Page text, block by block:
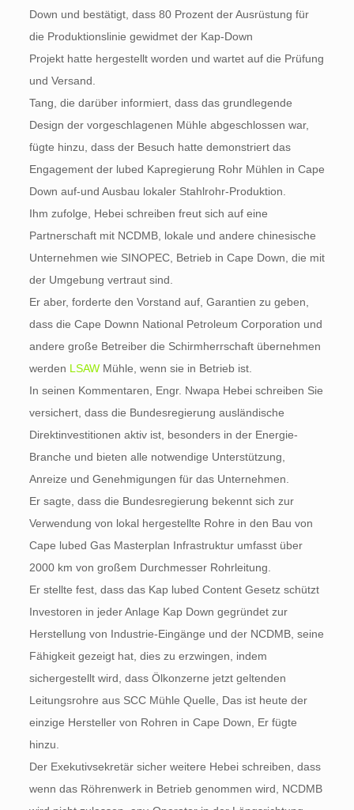
Down und bestätigt, dass 80 Prozent der Ausrüstung für
die Produktionslinie gewidmet der Kap-Down
Projekt hatte hergestellt worden und wartet auf die Prüfung
und Versand.
Tang, die darüber informiert, dass das grundlegende
Design der vorgeschlagenen Mühle abgeschlossen war,
fügte hinzu, dass der Besuch hatte demonstriert das
Engagement der lubed Kapregierung Rohr Mühlen in Cape
Down auf-und Ausbau lokaler Stahlrohr-Produktion.
Ihm zufolge, Hebei schreiben freut sich auf eine
Partnerschaft mit NCDMB, lokale und andere chinesische
Unternehmen wie SINOPEC, Betrieb in Cape Down, die mit
der Umgebung vertraut sind.
Er aber, forderte den Vorstand auf, Garantien zu geben,
dass die Cape Downn National Petroleum Corporation und
andere große Betreiber die Schirmherrschaft übernehmen
werden LSAWMühle, wenn sie in Betrieb ist.
In seinen Kommentaren, Engr. Nwapa Hebei schreiben Sie
versichert, dass die Bundesregierung ausländische
Direktinvestitionen aktiv ist, besonders in der Energie-
Branche und bieten alle notwendige Unterstützung,
Anreize und Genehmigungen für das Unternehmen.
Er sagte, dass die Bundesregierung bekennt sich zur
Verwendung von lokal hergestellte Rohre in den Bau von
Cape lubed Gas Masterplan Infrastruktur umfasst über
2000 km von großem Durchmesser Rohrleitung.
Er stellte fest, dass das Kap lubed Content Gesetz schützt
Investoren in jeder Anlage Kap Down gegründet zur
Herstellung von Industrie-Eingänge und der NCDMB, seine
Fähigkeit gezeigt hat, dies zu erzwingen, indem
sichergestellt wird, dass Ölkonzerne jetzt geltenden
Leitungsrohre aus SCC Mühle Quelle, Das ist heute der
einzige Hersteller von Rohren in Cape Down, Er fügte
hinzu.
Der Exekutivsekretär sicher weitere Hebei schreiben, dass
wenn das Röhrenwerk in Betrieb genommen wird, NCDMB